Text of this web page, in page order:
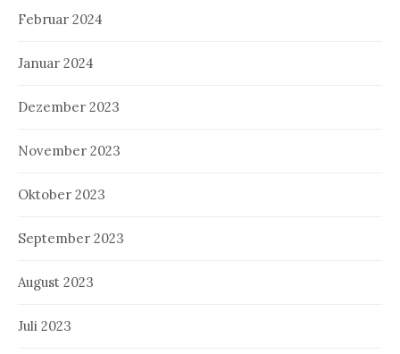
Februar 2024
Januar 2024
Dezember 2023
November 2023
Oktober 2023
September 2023
August 2023
Juli 2023